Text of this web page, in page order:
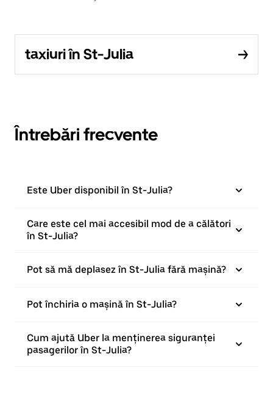
taxiuri în St-Julia
Întrebări frecvente
Este Uber disponibil în St-Julia?
Care este cel mai accesibil mod de a călători
în St-Julia?
Pot să mă deplasez în St-Julia fără mașină?
Pot închiria o mașină în St-Julia?
Cum ajută Uber la menținerea siguranței
pasagerilor în St-Julia?